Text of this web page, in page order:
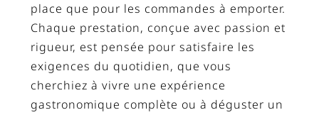
place que pour les commandes à emporter.
Chaque prestation, conçue avec passion et
rigueur, est pensée pour satisfaire les
exigences du quotidien, que vous
cherchiez à vivre une expérience
gastronomique complète ou à déguster un